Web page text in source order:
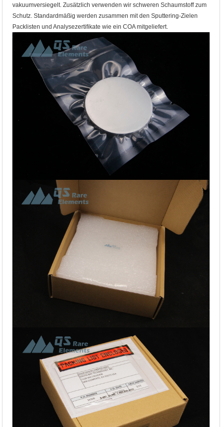
vakuumversiegelt. Zusätzlich verwenden wir schweren Schaumstoff zum
Schutz. Standardmäßig werden zusammen mit den Sputtering-Zielen
Packlisten und Analysezertifikate wie ein COA mitgeliefert.